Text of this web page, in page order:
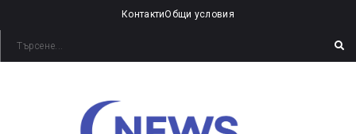
КонтактиОбщи условия